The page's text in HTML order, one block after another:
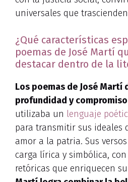
universales que
¿Qué características
poemas de José Martí
destacar dentro de la
Los poemas de José Martí
profundidad y
utilizaba un lenguaje
para transmitir sus ideales
amor a la patria. Sus
carga lírica y simbólica,
retóricas que enriquecen